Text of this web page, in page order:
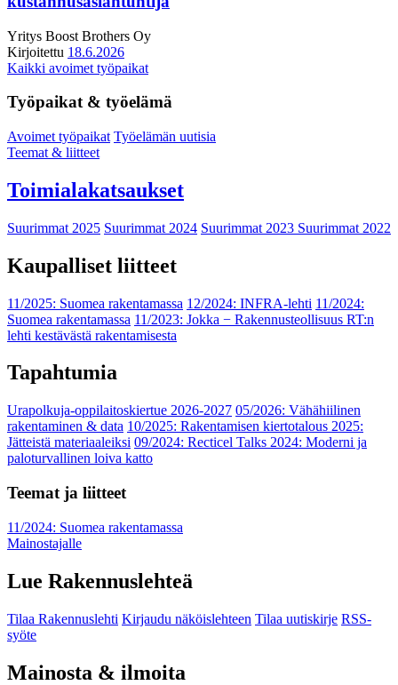
Yritys Boost Brothers Oy
Kirjoitettu 18.6.2026
Kaikki avoimet työpaikat
Työpaikat & työelämä
Avoimet työpaikat Työelämän uutisia
Teemat & liitteet
Toimialakatsaukset
Suurimmat 2025 Suurimmat 2024 Suurimmat 2023 Suurimmat 2022
Kaupalliset liitteet
11/2025: Suomea rakentamassa 12/2024: INFRA-lehti 11/2024:
Suomea rakentamassa 11/2023: Jokka − Rakennusteollisuus RT:n
lehti kestävästä rakentamisesta
Tapahtumia
Urapolkuja-oppilaitoskiertue 2026-2027 05/2026: Vähähiilinen
rakentaminen & data 10/2025: Rakentamisen kiertotalous 2025:
Jätteistä materiaaleiksi 09/2024: Recticel Talks 2024: Moderni ja
paloturvallinen loiva katto
Teemat ja liitteet
11/2024: Suomea rakentamassa
Mainostajalle
Lue Rakennuslehteä
Tilaa Rakennuslehti Kirjaudu näköislehteen Tilaa uutiskirje RSS-
syöte
Mainosta & ilmoita